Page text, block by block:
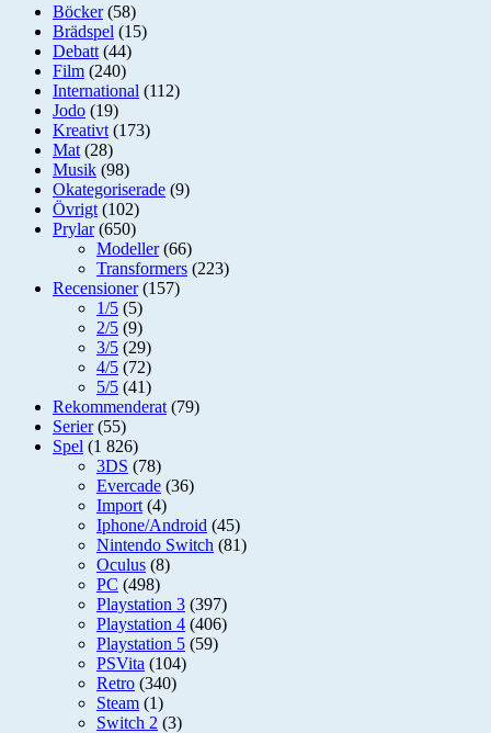
Böcker(58)
Brädspel (15)
Debatt (44)
Film (240)
International (112)
Jodo (19)
Kreativt (173)
Mat (28)
Musik (98)
Okategoriserade (9)
Övrigt (102)
Prylar(650)
Modeller(66)
Transformers (223)
Recensioner(157)
1/5 (5)
2/5 (9)
3/5 (29)
4/5 (72)
5/5 (41)
Rekommenderat (79)
Serier(55)
Spel (1 826)
3DS (78)
Evercade (36)
Import (4)
Iphone/Android (45)
Nintendo Switch (81)
Oculus (8)
PC (498)
Playstation 3 (397)
Playstation 4 (406)
Playstation 5 (59)
PSVita (104)
Retro (340)
Steam (1)
Switch 2 (3)